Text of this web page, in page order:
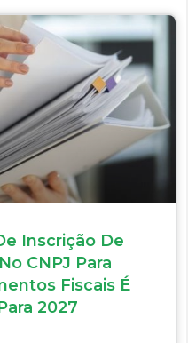
Inscrição De
CNPJ Para
Fiscais É
2027